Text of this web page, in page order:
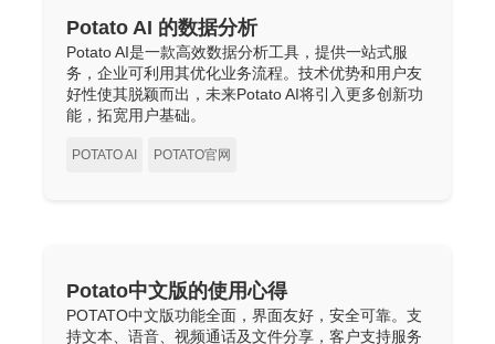
Potato AI 的数据分析
Potato AI是一款高效数据分析工具，提供一站式服
务，企业可利用其优化业务流程。技术优势和用户友
好性使其脱颖而出，未来Potato AI将引入更多创新功
能，拓宽用户基础。
POTATO AI POTATO官网
Potato中文版的使用心得
POTATO中文版功能全面，界面友好，安全可靠。支
持文本、语音、视频通话及文件分享，客户支持服务